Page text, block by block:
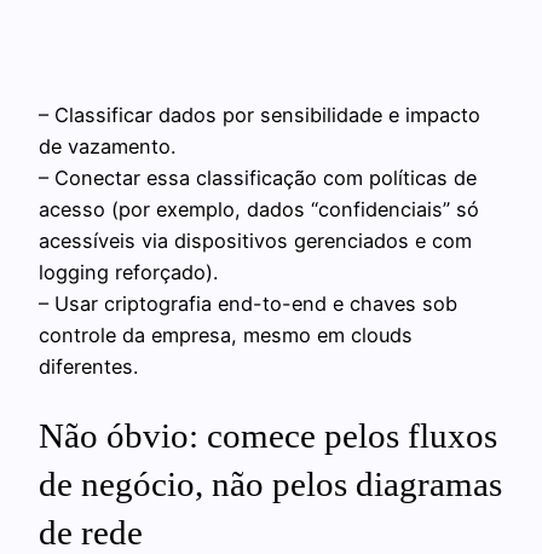
– Classificar dados por sensibilidade e impacto
de vazamento.
– Conectar essa classificação com políticas de
acesso (por exemplo, dados “confidenciais” só
acessíveis via dispositivos gerenciados e com
logging reforçado).
– Usar criptografia end-to-end e chaves sob
controle da empresa, mesmo em clouds
diferentes.
Não óbvio: comece pelos fluxos
de negócio, não pelos diagramas
de rede